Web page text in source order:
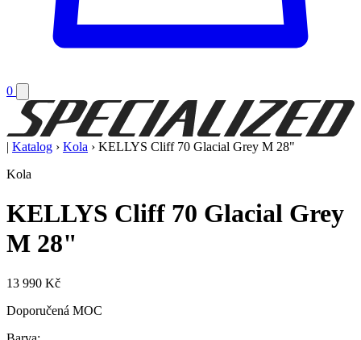
0
| Katalog › Kola › KELLYS Cliff 70 Glacial Grey M 28"
Kola
KELLYS Cliff 70 Glacial Grey
M 28"
13 990 Kč
Doporučená MOC